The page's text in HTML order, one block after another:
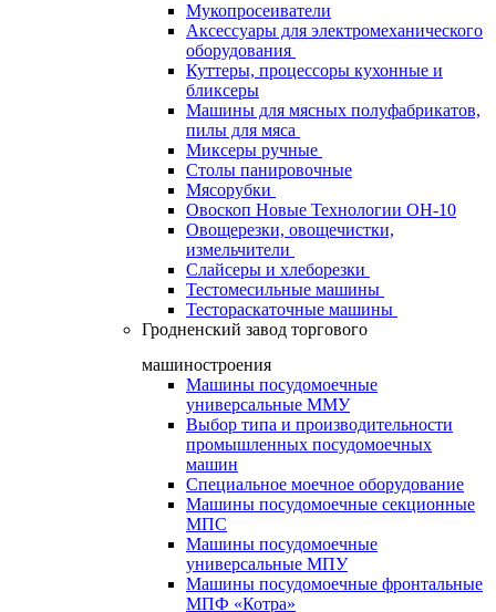
Мукопросеиватели
Аксессуары для электромеханического
оборудования
Куттеры, процессоры кухонные и
бликсеры
Машины для мясных полуфабрикатов,
пилы для мяса
Миксеры ручные
Столы панировочные
Мясорубки
Овоскоп Новые Технологии ОН-10
Овощерезки, овощечистки,
измельчители
Слайсеры и хлеборезки
Тестомесильные машины
Тестораскаточные машины
Гродненский завод торгового
машиностроения
Машины посудомоечные
универсальные ММУ
Выбор типа и производительности
промышленных посудомоечных
машин
Специальное моечное оборудование
Машины посудомоечные секционные
МПС
Машины посудомоечные
универсальные МПУ
Машины посудомоечные фронтальные
МПФ «Котра»